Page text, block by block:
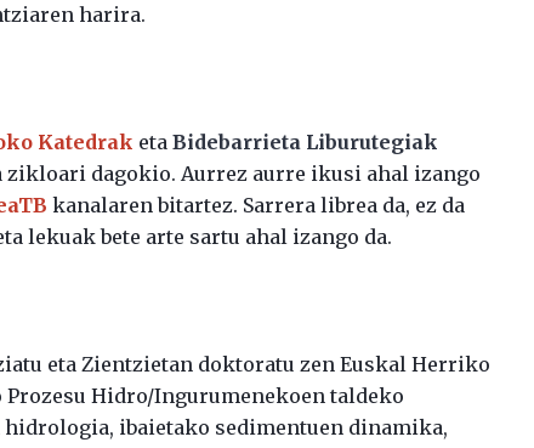
harira.
Katedrak etaBidebarrieta Liburutegiak
dagokio. Aurrez aurre ikusi ahal izango
kanalaren bitartez. Sarrera librea da, ez da
lekuak bete arte sartu ahal izango da.
eta Zientzietan doktoratu zen Euskal Herriko
Prozesu Hidro/Ingurumenekoen taldeko
ibaietako sedimentuen dinamika,